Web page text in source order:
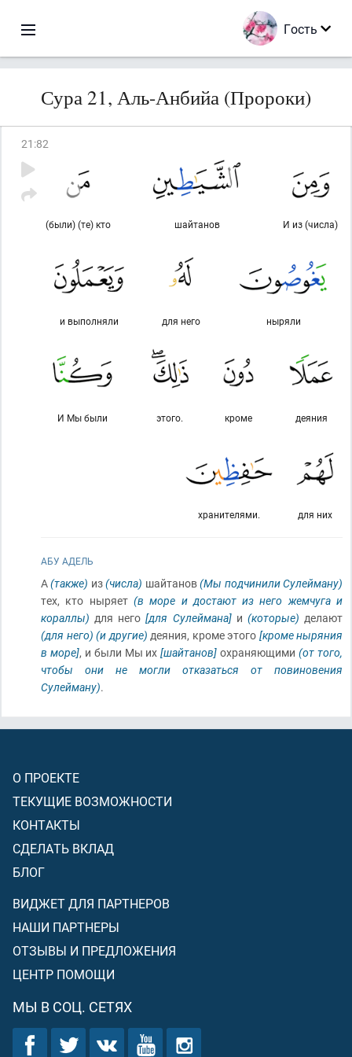
Гость
Сура 21, Аль-Анбийа (Пророки)
21 :82
И из (числа)
шайтанов
(были) (те) кто
ныряли
для него
и выполняли
деяния
кроме
этого.
И Мы были
для них
хранителями.
АБУ АДЕЛЬ
А(также) из(числа) шайтанов(Мы подчинили Сулейману)
тех, кто ныряет (в море и достают из него жемчуга и
кораллы) для него[для Сулеймана]и (которые) делают
(для него) (и другие) деяния, кроме этого [кроме ныряния
в море], и были Мы их[шайтанов] охраняющими(от того,
чтобы они не могли отказаться от повиновения
Сулейману).
О ПРОЕКТЕ
ТЕКУЩИЕ ВОЗМОЖНОСТИ
КОНТАКТЫ
СДЕЛАТЬ ВКЛАД
БЛОГ
ВИДЖЕТ ДЛЯ ПАРТНЕРОВ
НАШИ ПАРТНЕРЫ
ОТЗЫВЫ И ПРЕДЛОЖЕНИЯ
ЦЕНТР ПОМОЩИ
МЫ В СОЦ. СЕТЯХ